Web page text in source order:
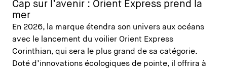
Cap sur l’avenir : Orient Express prend la
mer
En 2026, la marque étendra son univers aux océans
avec le lancement du voilier Orient Express
Corinthian, qui sera le plus grand de sa catégorie.
Doté d’innovations écologiques de pointe, il offrira à